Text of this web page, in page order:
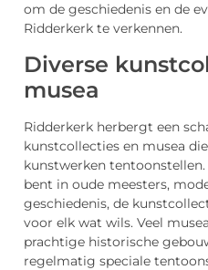
om de geschiedenis en de
Ridderkerk te verkennen.
Diverse
musea
Ridderkerk herbergt een
kunstcollecties en musea
kunstwerken
bent in oude meesters,
geschiedenis, de
voor elk wat wils. Veel
prachtige historische
regelmatig speciale